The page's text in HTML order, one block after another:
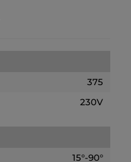
375
230V
15°-90°